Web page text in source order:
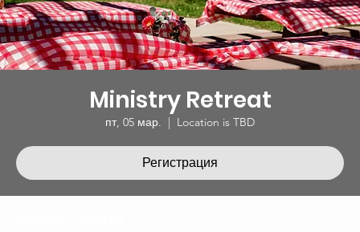
Ministry Retreat
пт, 05 мар.
  |
Location is TBD
Регистрация